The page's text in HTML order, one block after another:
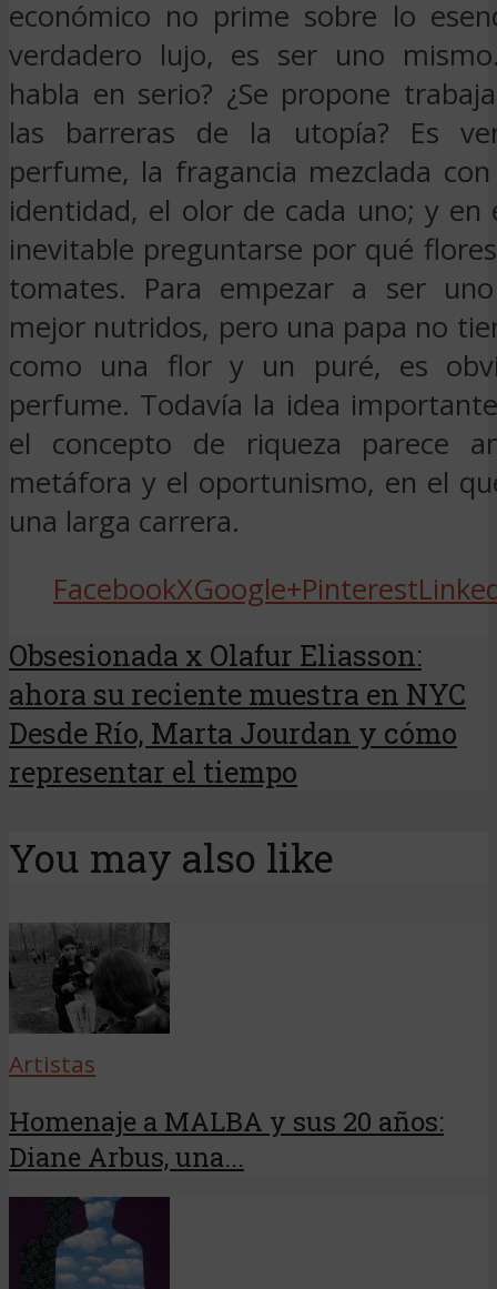
económico no prime sobre lo
verdadero lujo, es ser uno
habla en serio? ¿Se propone
las barreras de la utopía? Es
perfume, la fragancia mezclada
identidad, el olor de cada uno; y en
inevitable preguntarse por qué
tomates. Para empezar a ser
mejor nutridos, pero una papa no
como una flor y un puré, es
perfume. Todavía la idea
el concepto de riqueza parece
metáfora y el oportunismo, en el
una larga carrera.
FacebookXGoogle+Pinterest
Obsesionada x Olafur Eliasson:
ahora su reciente muestra en NYC
Desde Río, Marta Jourdan y cómo
representar el tiempo
You may also like
Artistas
Homenaje a MALBA y sus 20 años:
Diane Arbus, una...